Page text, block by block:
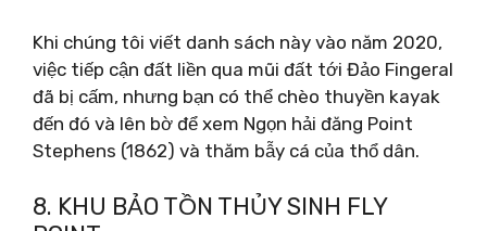
Khi chúng tôi viết danh sách này vào năm 2020,
việc tiếp cận đất liền qua mũi đất tới Đảo Fingeral
đã bị cấm, nhưng bạn có thể chèo thuyền kayak
đến đó và lên bờ để xem Ngọn hải đăng Point
Stephens (1862) và thăm bẫy cá của thổ dân.
8. KHU BẢO TỒN THỦY SINH FLY